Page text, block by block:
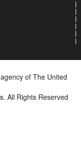
of The United
All Rights Reserved